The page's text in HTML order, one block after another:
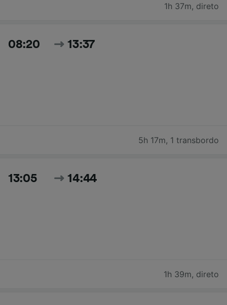
1h 37m, direto
08:20 13:37
5h 17m, 1 transbordo
13:05 14:44
1h 39m, direto